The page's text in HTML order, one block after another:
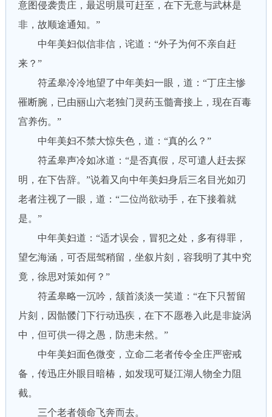
意图侵袭贵庄，最迟明晨可赶至，在下无意与武林是
非，故顺途通知。”
中年美妇似信非信，诧道：“外子为何不亲自赶
来？”
符孟皋冷冷地望了中年美妇一眼，道：“丁庄主惨
罹断腕，已由丽山六老独门灵药玉髓膏接上，现在百毒
宫养伤。”
中年美妇不禁大惊失色，道：“真的么？”
符孟皋声冷如冰道：“是否真假，尽可遣人赶去探
明，在下告辞。”说着又向中年美妇身后三名目光如刃
老者注视了一眼，道：“二位尚欲动手，在下接着就
是。”
中年美妇道：“适才误会，冒犯之处，多有得罪，
望乞海涵，可否屈驾稍留，坐叙片刻，容我明了其中究
竟，徐思对策如何？”
符孟皋略一沉吟，颔首淡淡一笑道：“在下只暂留
片刻，因骷髅门下行动迅疾，在下不愿卷入此是非旋涡
中，但可供一得之愚，防患未然。”
中年美妇面色微变，立命二老者传令全庄严密戒
备，传迅庄外眼目暗椿，如发现可疑江湖人物全力阻
截。
三个老者领命飞奔而去。